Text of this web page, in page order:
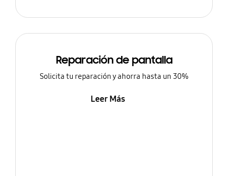
Reparación de pantalla
Solicita tu reparación y ahorra hasta un 30%
Leer Más